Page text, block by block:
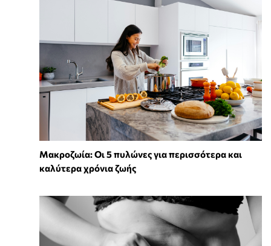
Mακροζωία: Οι 5 πυλώνες για περισσότερα και
καλύτερα χρόνια ζωής